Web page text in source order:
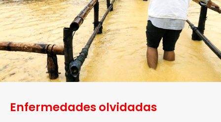
Enfermedades olvidadas